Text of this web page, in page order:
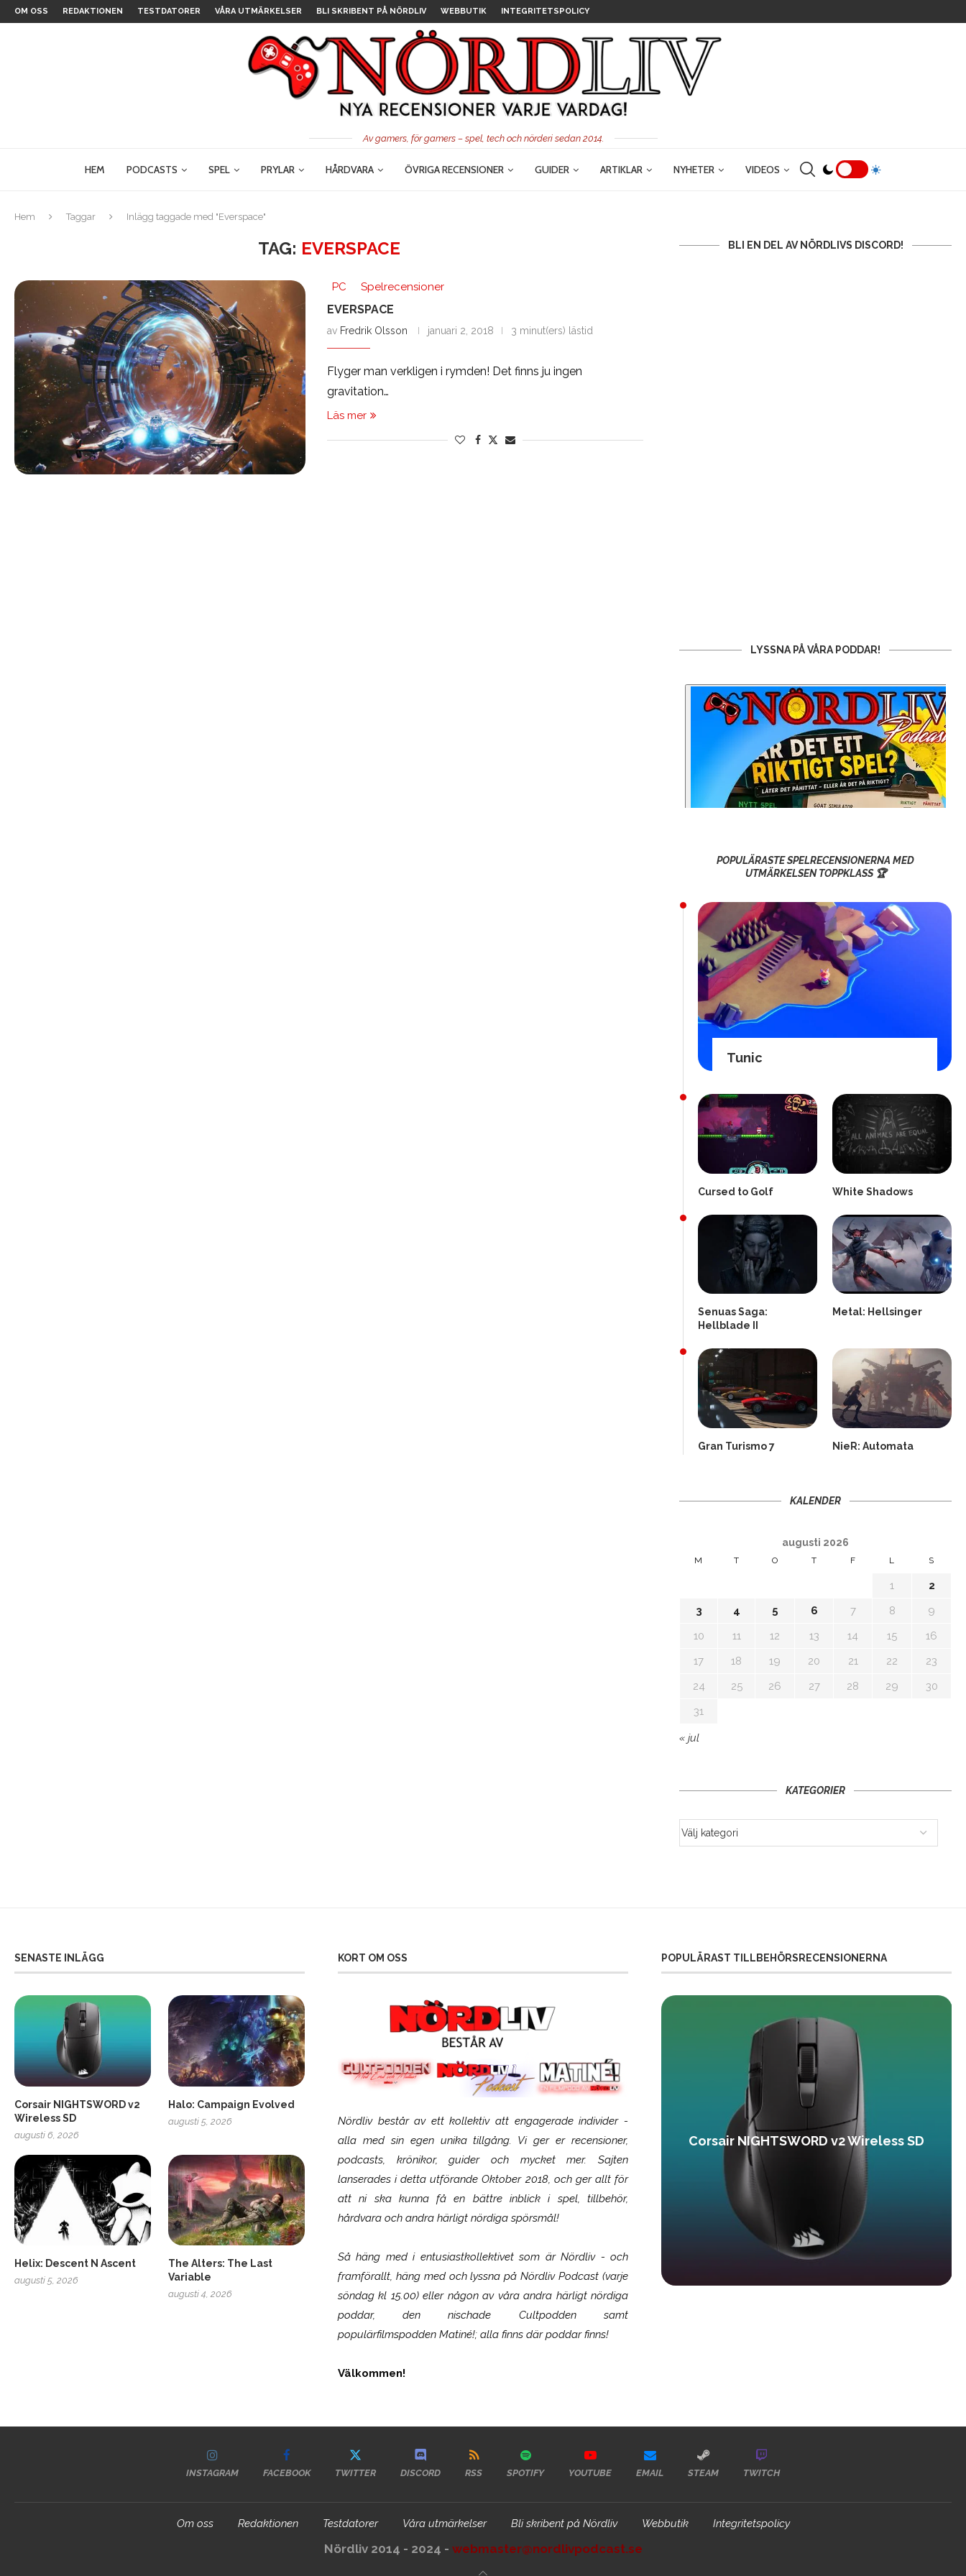
OM OSS REDAKTIONEN TESTDATORER VÅRA UTMÄRKELSER BLI SKRIBENT PÅ NÖRDLIV WEBBUTIK INTEGRITETSPOLICY
Av gamers, för gamers – spel, tech och nörderi sedan 2014.
HEM PODCASTS SPEL PRYLAR HÅRDVARA ÖVRIGA RECENSIONER GUIDER ARTIKLAR NYHETER VIDEOS
Hem Taggar Inlägg taggade med "Everspace"
TAG: EVERSPACE
PC Spelrecensioner
EVERSPACE
av Fredrik Olsson januari 2, 2018 3 minut(ers) lästid
Flyger man verkligen i rymden! Det finns ju ingen
gravitation…
Läs mer
BLI EN DEL AV NÖRDLIVS DISCORD!
LYSSNA PÅ VÅRA PODDAR!
POPULÄRASTE SPELRECENSIONERNA MED
UTMÄRKELSEN TOPPKLASS 🏆
Tunic
Cursed to Golf White Shadows
Senuas Saga:
Hellblade II
Metal: Hellsinger
Gran Turismo 7 NieR: Automata
KALENDER
augusti 2026
M T O T F L S
1
2
3
4 5 6 7 8
9
10
11 12 13 14 15
16
17
18 19 20 21 22
23
24
25 26 27 28 29
30
31
« jul
KATEGORIER
SENASTE INLÄGG
Corsair NIGHTSWORD v2
Wireless SD
augusti 6, 2026
Halo: Campaign Evolved
augusti 5, 2026
Helix: Descent N Ascent
augusti 5, 2026
The Alters: The Last
Variable
augusti 4, 2026
KORT OM OSS
Nördliv består av ett kollektiv att engagerade individer -
alla med sin egen unika tillgång. Vi ger er recensioner,
podcasts, krönikor, guider och mycket mer. Sajten
lanserades i detta utförande Oktober 2018, och ger allt för
att ni ska kunna få en bättre inblick i spel, tillbehör,
hårdvara och andra härligt nördiga spörsmål!
Så häng med i entusiastkollektivet som ärNördliv- och
framförallt, häng med och lyssna på Nördliv Podcast (varje
söndag kl 15.00) eller någon av våra andra härligt nördiga
poddar, den nischade Cultpodden samt
populärfilmspodden Matiné!; alla finns där poddar finns!
Välkommen!
POPULÄRAST TILLBEHÖRSRECENSIONERNA
SCUF Gaming Omega Corsair NIGHTSWORD v2 Wireless SD
INSTAGRAM FACEBOOK TWITTER DISCORD RSS SPOTIFY YOUTUBE EMAIL STEAM TWITCH
Om oss Redaktionen Testdatorer Våra utmärkelser Bli skribent på Nördliv Webbutik Integritetspolicy
Nördliv 2014 - 2024 - webmaster@nordlivpodcast.se